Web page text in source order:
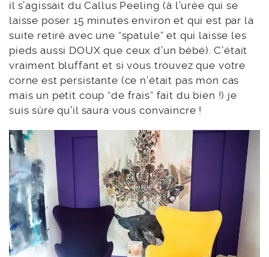
il s’agissait du Callus Peeling (à l’urée qui se
laisse poser 15 minutes environ et qui est par la
suite retiré avec une “spatule” et qui laisse les
pieds aussi DOUX que ceux d’un bébé). C’était
vraiment bluffant et si vous trouvez que votre
corne est persistante (ce n’était pas mon cas
mais un petit coup “de frais” fait du bien !) je
suis sûre qu’il saura vous convaincre !